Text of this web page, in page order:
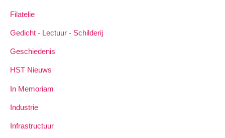
Filatelie
Gedicht - Lectuur - Schilderij
Geschiedenis
HST Nieuws
In Memoriam
Industrie
Infrastructuur